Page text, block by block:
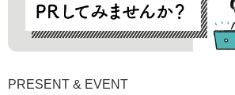
PRESENT & EVENT